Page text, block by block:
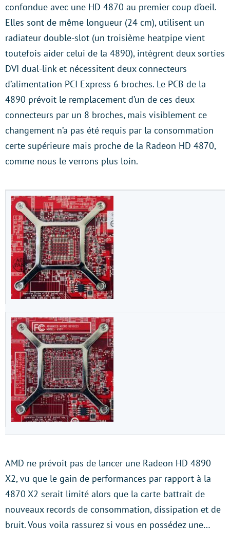
confondue avec une HD 4870 au premier coup d’oeil.
Elles sont de même longueur (24 cm), utilisent un
radiateur double-slot (un troisième heatpipe vient
toutefois aider celui de la 4890), intègrent deux sorties
DVI dual-link et nécessitent deux connecteurs
d’alimentation PCI Express 6 broches. Le PCB de la
4890 prévoit le remplacement d’un de ces deux
connecteurs par un 8 broches, mais visiblement ce
changement n’a pas été requis par la consommation
certe supérieure mais proche de la Radeon HD 4870,
comme nous le verrons plus loin.
AMD ne prévoit pas de lancer une Radeon HD 4890
X2, vu que le gain de performances par rapport à la
4870 X2 serait limité alors que la carte battrait de
nouveaux records de consommation, dissipation et de
bruit. Vous voila rassurez si vous en possédez une…